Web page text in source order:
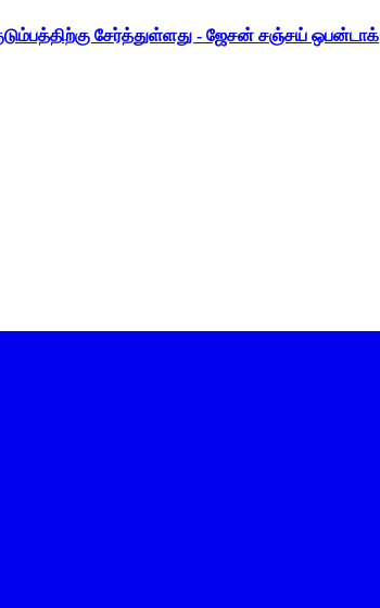
சேர்த்துள்ளது - ஜேசன் சஞ்சய் ஒபன்டாக்